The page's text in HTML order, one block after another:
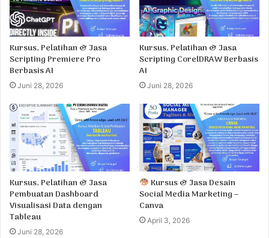
Kursus, Pelatihan & Jasa
Scripting Premiere Pro
Berbasis AI
Juni 28, 2026
Kursus, Pelatihan & Jasa
Scripting CorelDRAW Berbasis
AI
Juni 28, 2026
Kursus, Pelatihan & Jasa
Pembuatan Dashboard
Visualisasi Data dengan
Tableau
Juni 28, 2026
Kursus & Jasa Desain
Social Media Marketing –
Canva
April 3, 2026